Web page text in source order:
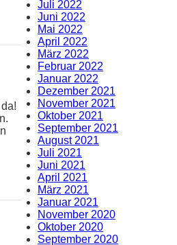
Juli 2022
Juni 2022
Mai 2022
April 2022
März 2022
Februar 2022
Januar 2022
Dezember 2021
November 2021
Oktober 2021
September 2021
August 2021
Juli 2021
Juni 2021
April 2021
März 2021
Januar 2021
November 2020
Oktober 2020
September 2020